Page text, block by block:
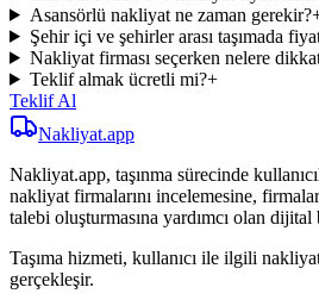
Asansörlü nakliyat ne zaman gerekir?
Şehir içi ve şehirler arası taşımada
Nakliyat firması seçerken nelere
Teklif almak ücretli mi?+
Teklif Al
Nakliyat.app
Nakliyat.app, taşınma sürecinde
nakliyat firmalarını incelemesine,
talebi oluşturmasına yardımcı olan
Taşıma hizmeti, kullanıcı ile ilgili
gerçekleşir.